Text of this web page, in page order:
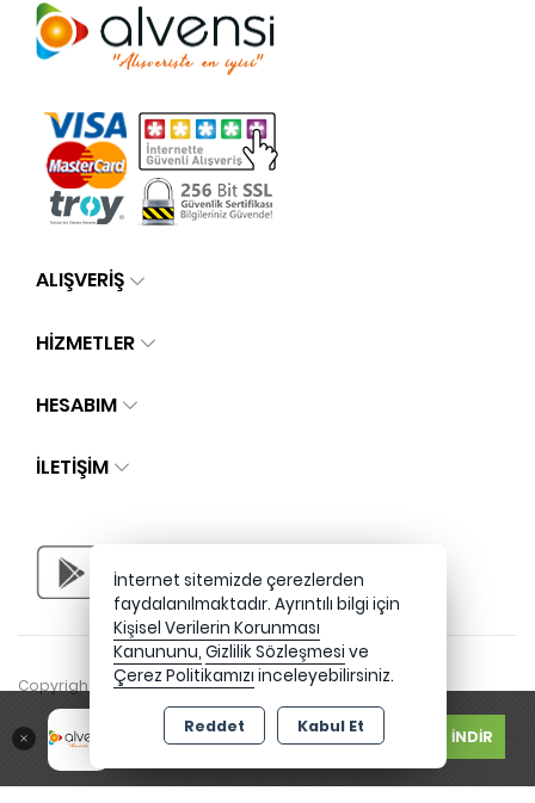
Google Play Store
İNDİR
ALIŞVERİŞ
HİZMETLER
HESABIM
İLETIŞIM
Copyright 2026 alvensi.com - Tüm hakları saklıdır.
İnternet sitemizde çerezlerden
faydalanılmaktadır. Ayrıntılı bilgi için
Kişisel Verilerin Korunması
Kanununu, Gizlilik Sözleşmesi ve
Çerez Politikamızı inceleyebilirsiniz.
Reddet Kabul Et